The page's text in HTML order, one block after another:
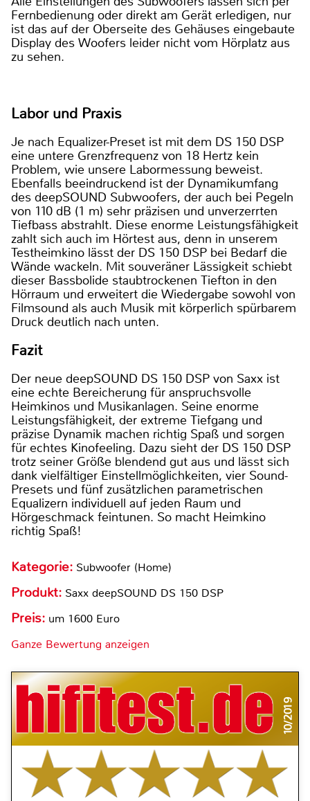
Fernbedienung oder direkt am Gerät erledigen, nur
ist das auf der Oberseite des Gehäuses eingebaute
Display des Woofers leider nicht vom Hörplatz aus
zu sehen.
Labor und Praxis
Je nach Equalizer-Preset ist mit dem DS 150 DSP
eine untere Grenzfrequenz von 18 Hertz kein
Problem, wie unsere Labormessung beweist.
Ebenfalls beeindruckend ist der Dynamikumfang
des deepSOUND Subwoofers, der auch bei Pegeln
von 110 dB (1 m) sehr präzisen und unverzerrten
Tiefbass abstrahlt. Diese enorme Leistungsfähigkeit
zahlt sich auch im Hörtest aus, denn in unserem
Testheimkino lässt der DS 150 DSP bei Bedarf die
Wände wackeln. Mit souveräner Lässigkeit schiebt
dieser Bassbolide staubtrockenen Tiefton in den
Hörraum und erweitert die Wiedergabe sowohl von
Filmsound als auch Musik mit körperlich spürbarem
Druck deutlich nach unten.
Fazit
Der neue deepSOUND DS 150 DSP von Saxx ist
eine echte Bereicherung für anspruchsvolle
Heimkinos und Musikanlagen. Seine enorme
Leistungsfähigkeit, der extreme Tiefgang und
präzise Dynamik machen richtig Spaß und sorgen
für echtes Kinofeeling. Dazu sieht der DS 150 DSP
trotz seiner Größe blendend gut aus und lässt sich
dank vielfältiger Einstellmöglichkeiten, vier Sound-
Presets und fünf zusätzlichen parametrischen
Equalizern individuell auf jeden Raum und
Hörgeschmack feintunen. So macht Heimkino
richtig Spaß!
Kategorie: Subwoofer (Home)
Produkt: Saxx deepSOUND DS 150 DSP
Preis: um 1600 Euro
Ganze Bewertung anzeigen
10/2019